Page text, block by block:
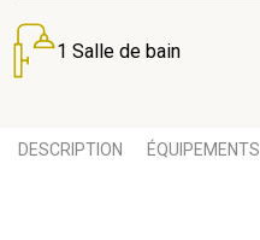
1 Salle de bain
DESCRIPTION ÉQUIPEMENTS